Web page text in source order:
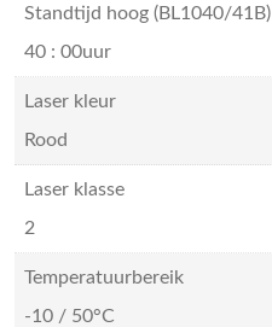
Standtijd hoog (BL1040/41B)
40 : 00uur
Laser kleur
Rood
Laser klasse
2
Temperatuurbereik
-10 / 50°C